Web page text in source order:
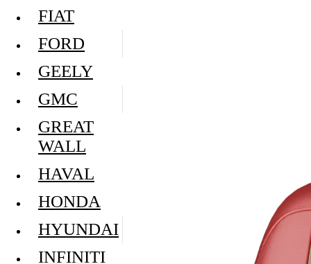
FIAT
FORD
GEELY
GMC
GREAT
WALL
HAVAL
HONDA
HYUNDAI
INFINITI